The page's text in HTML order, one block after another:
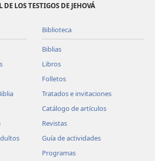
LOS TESTIGOS DE JEHOVÁ
Biblioteca
Biblias
Libros
Folletos
Tratados e invitaciones
Catálogo de artículos
Revistas
Guía de actividades
Programas